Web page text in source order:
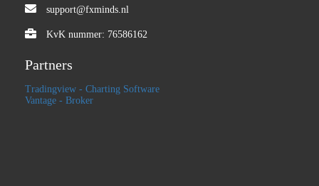
support@fxminds.nl
KvK nummer: 76586162
Partners
Tradingview - Charting Software
Vantage - Broker